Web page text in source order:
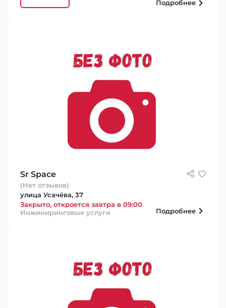
Подробнее
Sr Space
(Нет отзывов)
улица Усачёва, 37
Закрыто, откроется завтра в 09:00
Инжиниринговые услуги
Подробнее